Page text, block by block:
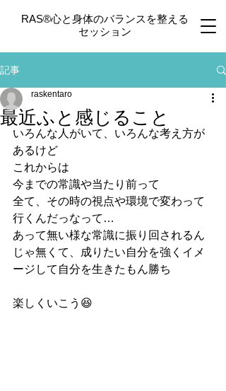
​RAS®心と身体のバランスを整える
セッション
記事
最近ふと感じること
raskentaro
いろんな人がいて、いろんな考え方が
あるけど
これからは
今までの常識や当たり前って
全て、その時の視点や環境で変わって
行くんだっなって…
あって無い様な常識に振り回されるん
じゃ無くて、成りたい自分を強くイメ
ージして自分を生きたもん勝ち
楽しくいこう😆